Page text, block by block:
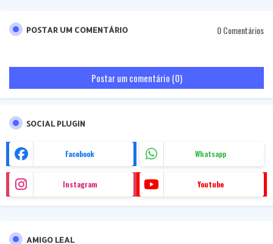
POSTAR UM COMENTÁRIO 0 Comentários
Postar um comentário (0)
SOCIAL PLUGIN
Facebook Whatsapp
Instagram Youtube
AMIGO LEAL